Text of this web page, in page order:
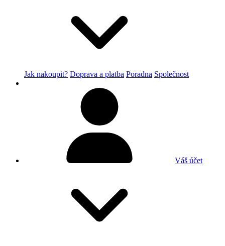
Jak nakoupit? Doprava a platba Poradna Společnost
Váš účet